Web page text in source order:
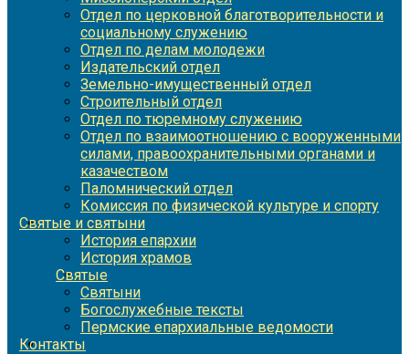
Отдел по церковной благотворительности и
социальному служению
Отдел по делам молодежи
Издательский отдел
Земельно-имущественный отдел
Строительный отдел
Отдел по тюремному служению
Отдел по взаимоотношению с вооруженными
силами, правоохранительными органами и
казачеством
Паломнический отдел
Комиссия по физической культуре и спорту
Святые и святыни
История епархии
История храмов
Святые
Святыни
Богослужебные тексты
Пермские епархиальные ведомости
Контакты